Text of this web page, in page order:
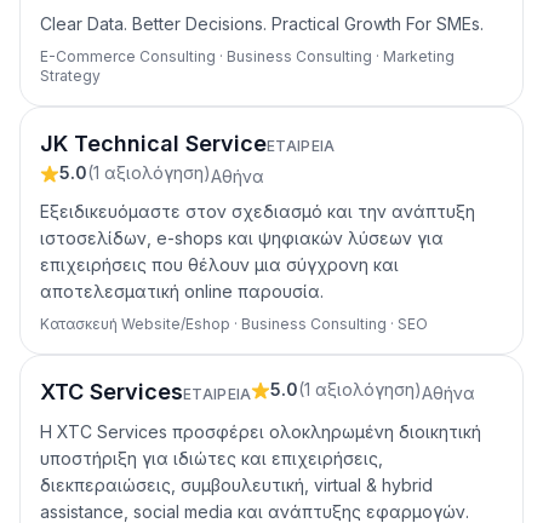
Clear Data. Better Decisions. Practical Growth For SMEs.
E-Commerce Consulting · Business Consulting · Marketing
Strategy
JK Technical ServiceΕΤΑΙΡΕΊΑ
5.0(1 αξιολόγηση)Αθήνα
Εξειδικευόμαστε στον σχεδιασμό και την ανάπτυξη
ιστοσελίδων, e-shops και ψηφιακών λύσεων για
επιχειρήσεις που θέλουν μια σύγχρονη και
αποτελεσματική online παρουσία.
Κατασκευή Website/Eshop · Business Consulting · SEO
XTC ServicesΕΤΑΙΡΕΊΑ 5.0(1 αξιολόγηση)Αθήνα
Η XTC Services προσφέρει ολοκληρωμένη διοικητική
υποστήριξη για ιδιώτες και επιχειρήσεις,
διεκπεραιώσεις, συμβουλευτική, virtual & hybrid
assistance, social media και ανάπτυξης εφαρμογών.